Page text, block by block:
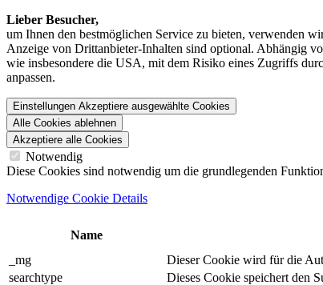
Lieber Besucher,
um Ihnen den best­möglichen Service zu bieten, verwenden
Anzeige von Dritt­anbieter-Inhalten sind optional. Abhängig
wie insbesondere die USA, mit dem Risiko eines Zugriffs
anpassen.
Einstellungen Akzeptiere ausgewählte Cookies
Alle Cookies ablehnen
Akzeptiere alle Cookies
Notwendig
Diese Cookies sind notwendig um die grundlegenden
Notwendige Cookie Details
Name
_mg
Dieser Cookie wird für die
searchtype
Dieses Cookie speichert den